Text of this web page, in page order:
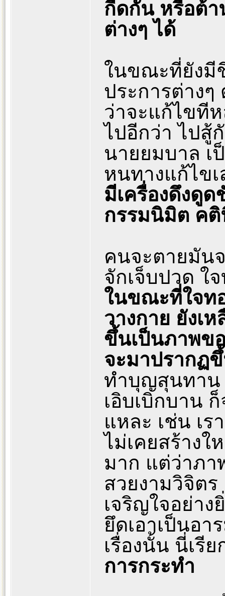
กีดกัน หรือต้า
ต่างๆ ได้
ในขณะที่ยังมี
ประการต่าง
ว่าจะแก้ไขที
ไปอีกว่า ไปสู้
นายยมบาล เ
หนทางแก้ไข
มีเครื่องดึงดูด
กรรมนิมิต ค
คนจะตายมัน
จักเจ็บปวด ใ
ในขณะที่ใจท
วางกาย ยังเ
ขึ้นเป็นภาพข
จะมาปราก
ทำบุญสุนทาน
เอิบเบิกบาน
แหละ เช่น เร
ไม่เคยสร้างใ
มาก แต่ว่าภ
สวยงามวิจิตร
เจริญใจอย่า
ยึดเอาเป็นอ
เรื่องนั้น นี่เรี
การกระทำ